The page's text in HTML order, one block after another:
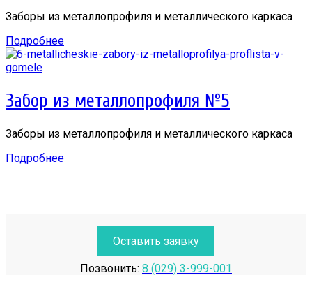
Заборы из металлопрофиля и металлического каркаса
Подробнее
Забор из металлопрофиля №5
Заборы из металлопрофиля и металлического каркаса
Подробнее
Оставить заявку
Позвонить: 8 (029) 3-999-001